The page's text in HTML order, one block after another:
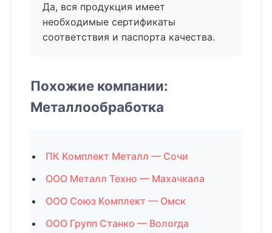
Да, вся продукция имеет
необходимые сертификаты
соответствия и паспорта качества.
Похожие компании:
Металлообработка
ПК Комплект Металл — Сочи
ООО Металл Техно — Махачкала
ООО Союз Комплект — Омск
ООО Групп Станко — Вологда